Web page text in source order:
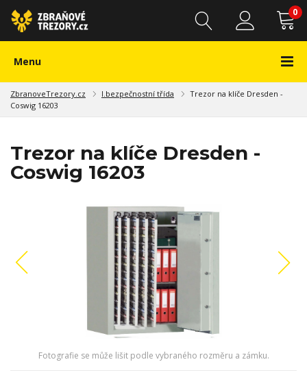
0
Menu
ZbranoveTrezory.cz I.bezpečnostní třída
Trezor na klíče Dresden -
Coswig 16203
Trezor na klíče Dresden -
Coswig 16203
Fotografie se může lišit podle vybraného rozměru a zámku.